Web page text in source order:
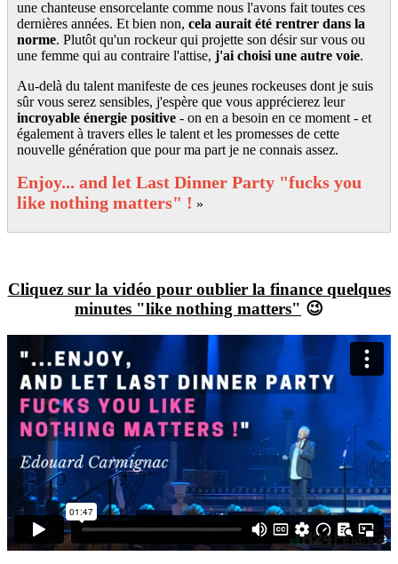
une chanteuse ensorcelante comme nous l'avons fait toutes ces
dernières années. Et bien non, cela aurait été rentrer dans la
norme. Plutôt qu'un rockeur qui projette son désir sur vous ou
une femme qui au contraire l'attise, j'ai choisi une autre voie.
Au-delà du talent manifeste de ces jeunes rockeuses dont je suis
sûr vous serez sensibles, j'espère que vous apprécierez leur
incroyable énergie positive - on en a besoin en ce moment - et
également à travers elles le talent et les promesses de cette
nouvelle génération que pour ma part je ne connais assez.
Enjoy... and let Last Dinner Party "fucks you
like nothing matters" ! »
Cliquez sur la vidéo pour oublier la finance quelques
minutes "like nothing matters" 😉